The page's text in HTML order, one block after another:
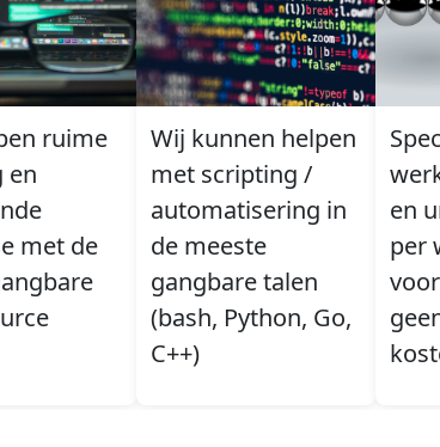
ruime
en
met de
Wij kunnen helpen
met scripting /
automatisering in
de meeste
gangbare talen
(bash, Python, Go,
C++)
en
per